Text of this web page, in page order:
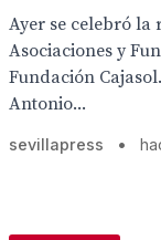
Ayer se celebró la
Asociaciones y
Fundación
Antonio...
sevillapress •